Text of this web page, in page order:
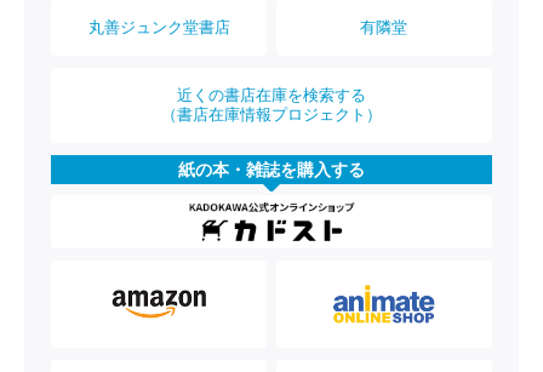
丸善ジュンク堂書店 有隣堂
近くの書店在庫を検索する
（書店在庫情報プロジェクト）
紙の本・雑誌を購入する